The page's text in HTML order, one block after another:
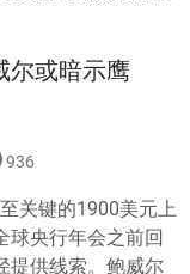
尔或暗示鹰
936
关键的1900美元上
球央行年会之前回
提供线索。鲍威尔